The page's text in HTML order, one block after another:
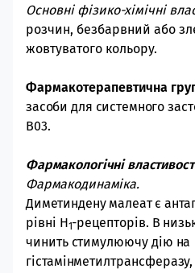
Основні фізико-хімічні
розчин, безбарвний або
жовтуватого кольору.
Фармакотерапевтична
засоби для системного
B03.
Фармакологічні
Фармакодинаміка.
Диметиндену малеат є
рівні Н1-рецепторів. В
чинить стимулюючу дію на